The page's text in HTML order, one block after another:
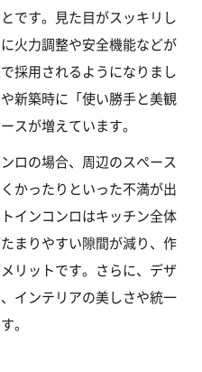
です。見た目がスッキリし
火力調整や安全機能などが
採用されるようになりまし
新築時に「使い勝手と美観
スが増えています。
ロの場合、周辺のスペース
かったりといった不満が出
インコンロはキッチン全体
まりやすい隙間が減り、作
リットです。さらに、デザ
インテリアの美しさや統一
。